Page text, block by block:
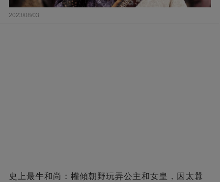
2023/08/03
史上最牛和尚：權傾朝野玩弄公主和女皇，因太囂